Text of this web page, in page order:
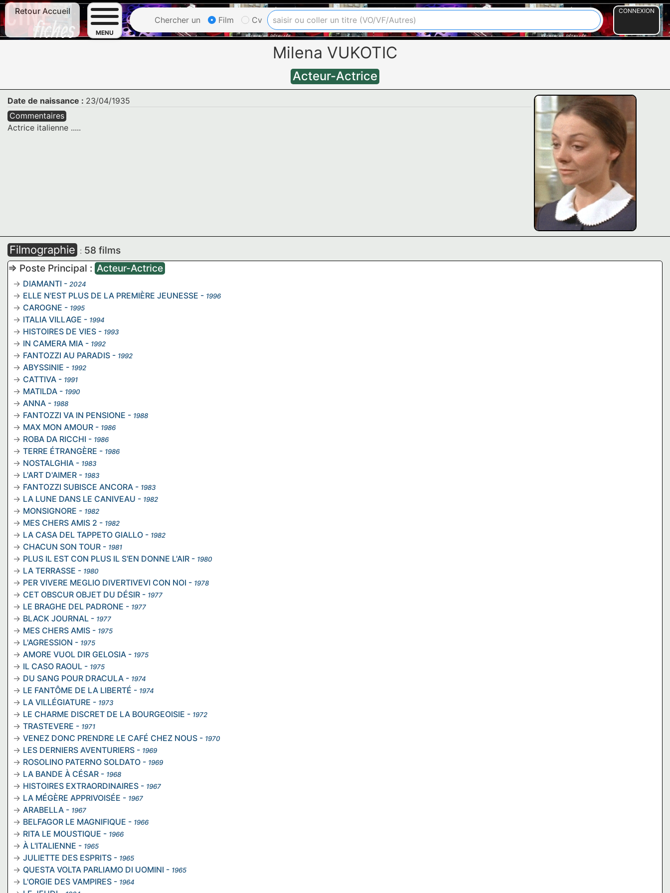
Retour Accueil
MENU
Chercher un Film Cv
CONNEXION
Milena VUKOTIC
Acteur-Actrice
Date de naissance : 23/04/1935
Commentaires
Actrice italienne .....
Filmographie : 58 films
=> Poste Principal : Acteur-Actrice
DIAMANTI - 2024
ELLE N'EST PLUS DE LA PREMIÈRE JEUNESSE - 1996
CAROGNE - 1995
ITALIA VILLAGE - 1994
HISTOIRES DE VIES - 1993
IN CAMERA MIA - 1992
FANTOZZI AU PARADIS - 1992
ABYSSINIE - 1992
CATTIVA - 1991
MATILDA - 1990
ANNA - 1988
FANTOZZI VA IN PENSIONE - 1988
MAX MON AMOUR - 1986
ROBA DA RICCHI - 1986
TERRE ÉTRANGÈRE - 1986
NOSTALGHIA - 1983
L'ART D'AIMER - 1983
FANTOZZI SUBISCE ANCORA - 1983
LA LUNE DANS LE CANIVEAU - 1982
MONSIGNORE - 1982
MES CHERS AMIS 2 - 1982
LA CASA DEL TAPPETO GIALLO - 1982
CHACUN SON TOUR - 1981
PLUS IL EST CON PLUS IL S'EN DONNE L'AIR - 1980
LA TERRASSE - 1980
PER VIVERE MEGLIO DIVERTIVEVI CON NOI - 1978
CET OBSCUR OBJET DU DÉSIR - 1977
LE BRAGHE DEL PADRONE - 1977
BLACK JOURNAL - 1977
MES CHERS AMIS - 1975
L'AGRESSION - 1975
AMORE VUOL DIR GELOSIA - 1975
IL CASO RAOUL - 1975
DU SANG POUR DRACULA - 1974
LE FANTÔME DE LA LIBERTÉ - 1974
LA VILLÉGIATURE - 1973
LE CHARME DISCRET DE LA BOURGEOISIE - 1972
TRASTEVERE - 1971
VENEZ DONC PRENDRE LE CAFÉ CHEZ NOUS - 1970
LES DERNIERS AVENTURIERS - 1969
ROSOLINO PATERNO SOLDATO - 1969
LA BANDE À CÉSAR - 1968
HISTOIRES EXTRAORDINAIRES - 1967
LA MÉGÈRE APPRIVOISÉE - 1967
ARABELLA - 1967
BELFAGOR LE MAGNIFIQUE - 1966
RITA LE MOUSTIQUE - 1966
À L'ITALIENNE - 1965
JULIETTE DES ESPRITS - 1965
QUESTA VOLTA PARLIAMO DI UOMINI - 1965
L'ORGIE DES VAMPIRES - 1964